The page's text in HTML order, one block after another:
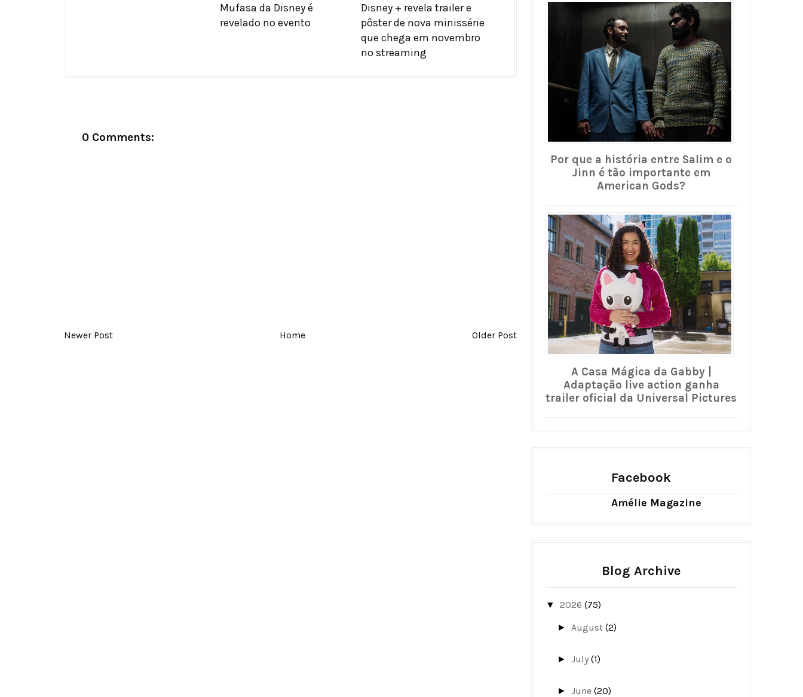
Mufasa da Disney é
revelado no evento
Disney + revela trailer e
pôster de nova minissérie
que chega em novembro
no streaming
0 Comments:
Newer Post Home Older Post
Por que a história entre Salim e o
Jinn é tão importante em
American Gods?
A Casa Mágica da Gabby |
Adaptação live action ganha
trailer oficial da Universal Pictures
Facebook
Amélie Magazine
Blog Archive
▼ 2026 (75)
►August(2)
►July(1)
►June(20)